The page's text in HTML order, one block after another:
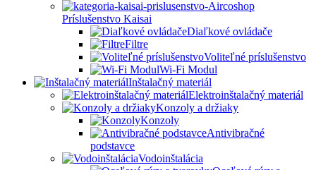
Príslušenstvo Kaisai
Diaľkové ovládače
Filtre
Voliteľné príslušenstvo
Wi-Fi Modul
Inštalačný materiál
Elektroinštalačný materiál
Konzoly a držiaky
Konzoly
Antivibračné
podstavce
Vodoinštalácia